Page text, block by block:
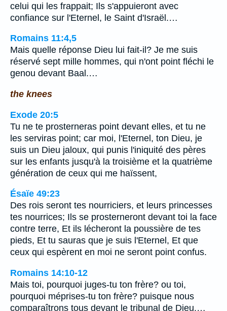
celui qui les frappait; Ils s'appuieront avec
confiance sur l'Eternel, le Saint d'Israël.…
Romains 11:4,5
Mais quelle réponse Dieu lui fait-il? Je me suis
réservé sept mille hommes, qui n'ont point fléchi le
genou devant Baal.…
the knees
Exode 20:5
Tu ne te prosterneras point devant elles, et tu ne
les serviras point; car moi, l'Eternel, ton Dieu, je
suis un Dieu jaloux, qui punis l'iniquité des pères
sur les enfants jusqu'à la troisième et la quatrième
génération de ceux qui me haïssent,
Ésaïe 49:23
Des rois seront tes nourriciers, et leurs princesses
tes nourrices; Ils se prosterneront devant toi la face
contre terre, Et ils lécheront la poussière de tes
pieds, Et tu sauras que je suis l'Eternel, Et que
ceux qui espèrent en moi ne seront point confus.
Romains 14:10-12
Mais toi, pourquoi juges-tu ton frère? ou toi,
pourquoi méprises-tu ton frère? puisque nous
comparaîtrons tous devant le tribunal de Dieu.…